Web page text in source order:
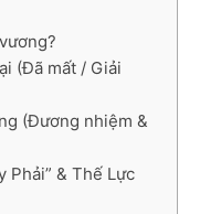
(Đã mất / Giải
(Đương nhiệm &
Phải” & Thế Lực